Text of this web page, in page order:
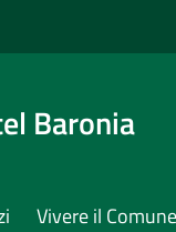
Baronia
Vivere il Comune